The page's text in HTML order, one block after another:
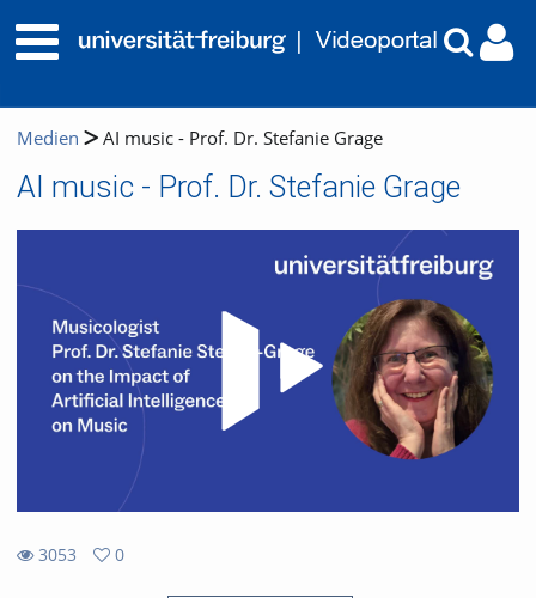
Medien AI music - Prof. Dr. Stefanie Grage
AI music - Prof. Dr. Stefanie Grage
3053
0